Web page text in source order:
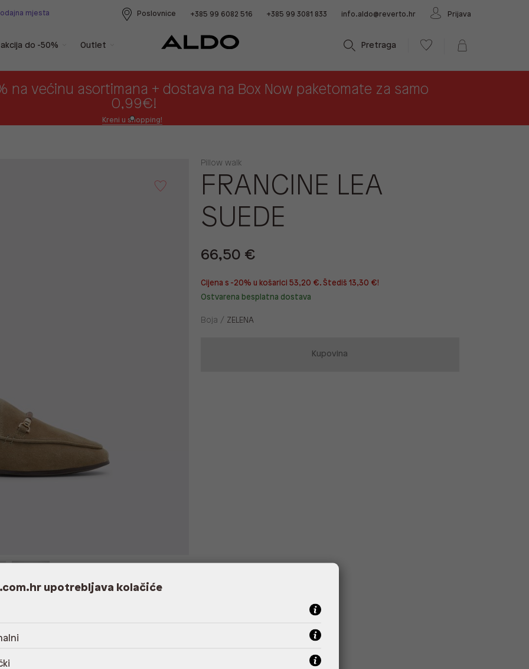
mjesta Poslovnice +385 99 6082 516 +385 99 3081 833 info.aldo@reverto.hr Prijava
Pretraga
do -50% Outlet
na većinu asortimana + dostava na Box Now paketomate za samo
0,99€!
Kreni u shopping!
Pillow walk
FRANCINE LEA
SUEDE
66,50 €
Cijena s -20% u košarici 53,20 €. Štediš 13,30 €!
Ostvarena besplatna dostava
Boja / ZELENA
Kupovina
poliuretan,uložna tabanica
upotrebljava kolačiće